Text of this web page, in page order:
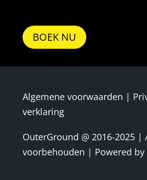
BOEK NU
Algemene voorwaarden |
verklaring
OuterGround @ 2016-2025 |
voorbehouden | Powered by